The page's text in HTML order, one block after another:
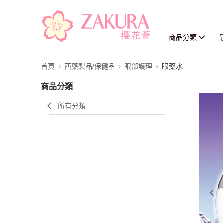
商品分類
首頁 西藥製品/保健品 眼部護理 眼藥水
商品分類
所有分類